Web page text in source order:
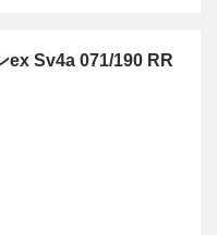
ex Sv4a 071/190 RR